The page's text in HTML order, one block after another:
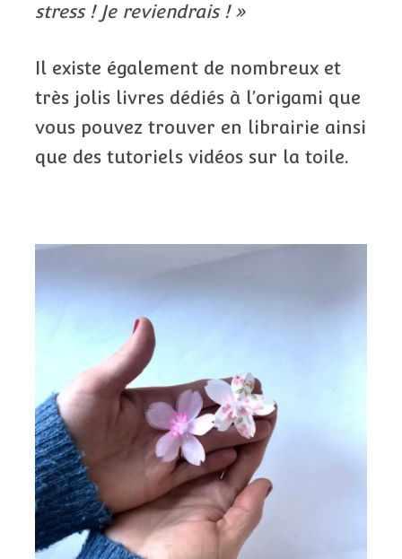
stress ! Je reviendrais ! »
Il existe également de nombreux et
très jolis livres dédiés à l’origami que
vous pouvez trouver en librairie ainsi
que des tutoriels vidéos sur la toile.